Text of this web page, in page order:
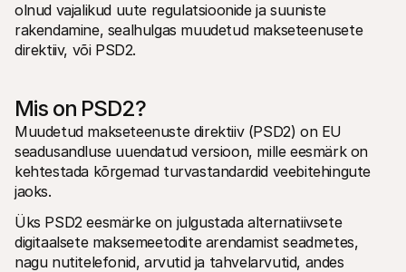
olnud vajalikud uute regulatsioonide ja suuniste
rakendamine, sealhulgas muudetud makseteenusete
direktiiv, või PSD2.
Mis on PSD2?
Muudetud makseteenuste direktiiv (PSD2) on EU
seadusandluse uuendatud versioon, mille eesmärk on
kehtestada kõrgemad turvastandardid veebitehingute
jaoks.
Üks PSD2 eesmärke on julgustada alternatiivsete
digitaalsete maksemeetodite arendamist seadmetes,
nagu nutitelefonid, arvutid ja tahvelarvutid, andes